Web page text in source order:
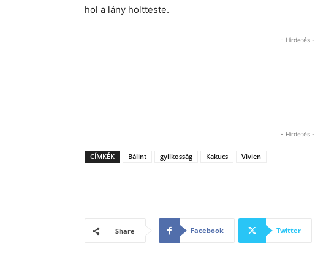
hol a lány holtteste.
- Hirdetés -
- Hirdetés -
CÍMKÉK Bálint gyilkosság Kakucs Vivien
Share Facebook Twitter